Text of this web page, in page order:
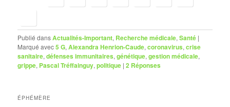
Publié dansActualités-Important, Recherche médicale,Santé |
Marqué avec5 G,Alexandra Henrion-Caude,coronavirus,crise
sanitaire,défenses immunitaires,génétique,gestion médicale,
grippe, Pascal Tréffainguy,politique |2 Réponses
ÉPHÉMÈRE